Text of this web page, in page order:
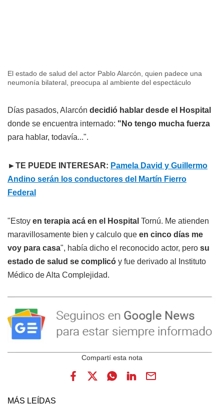
El estado de salud del actor Pablo Alarcón, quien padece una
neumonía bilateral, preocupa al ambiente del espectáculo
Días pasados, Alarcón decidió hablar desde el Hospital
donde se encuentra internado: "No tengo mucha fuerza
para hablar, todavía...".
►TE PUEDE INTERESAR: Pamela David y Guillermo
Andino serán los conductores del Martín Fierro
Federal
"Estoy en terapia acá en el Hospital Tornú. Me atienden
maravillosamente bien y calculo que en cinco días me
voy para casa", había dicho el reconocido actor, pero su
estado de salud se complicó y fue derivado al Instituto
Médico de Alta Complejidad.
MÁS LEÍDAS